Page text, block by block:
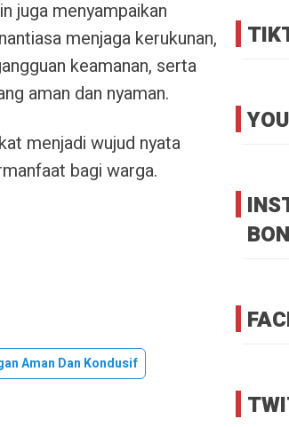
juga menyampaikan
menjaga kerukunan,
keamanan, serta
aman dan nyaman.
menjadi wujud nyata
bagi warga.
Aman Dan Kondusif